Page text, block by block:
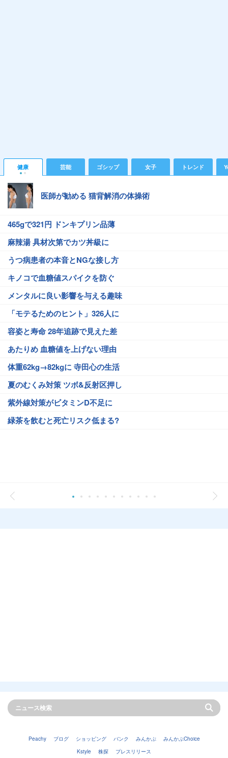
健康 芸能 ゴシップ 女子 トレンド
医師が勧める 猫背解消の体操術
465gで321円 ドンキプリン品薄
麻辣湯 具材次第でカツ丼級に
うつ病患者の本音とNGな接し方
キノコで血糖値スパイクを防ぐ
メンタルに良い影響を与える趣味
「モテるためのヒント」326人に
容姿と寿命 28年追跡で見えた差
あたりめ 血糖値を上げない理由
体重62kg→82kgに 寺田心の生活
夏のむくみ対策 ツボ&反射区押し
紫外線対策がビタミンD不足に
緑茶を飲むと死亡リスク低まる?
Peachy ブログ ショッピング バンク みんかぶ
みんかぶChoice
Kstyle
株探 プレスリリース